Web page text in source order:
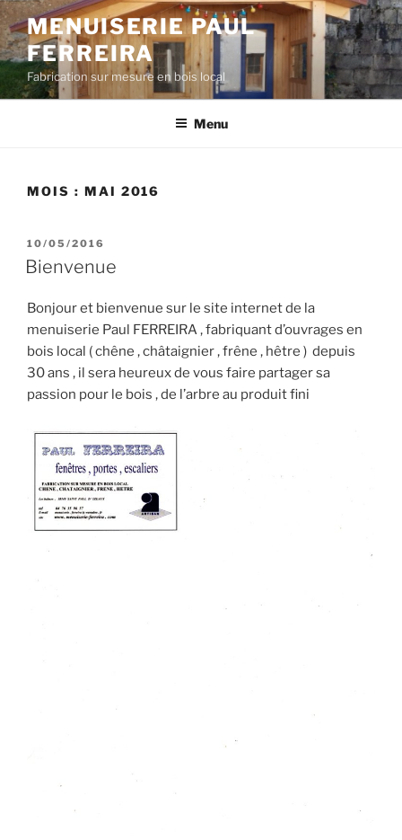
Aller
au
contenu
principal
MENUISERIE PAUL
FERREIRA
Fabrication sur mesure en bois local
Menu
MOIS : MAI 2016
PUBLIÉ
LE
10/05/2016
Bienvenue
Bonjour et bienvenue sur le site internet de la
menuiserie Paul FERREIRA , fabriquant d’ouvrages en
bois local ( chêne , châtaignier , frêne , hêtre ) depuis
30 ans , il sera heureux de vous faire partager sa
passion pour le bois , de l’arbre au produit fini